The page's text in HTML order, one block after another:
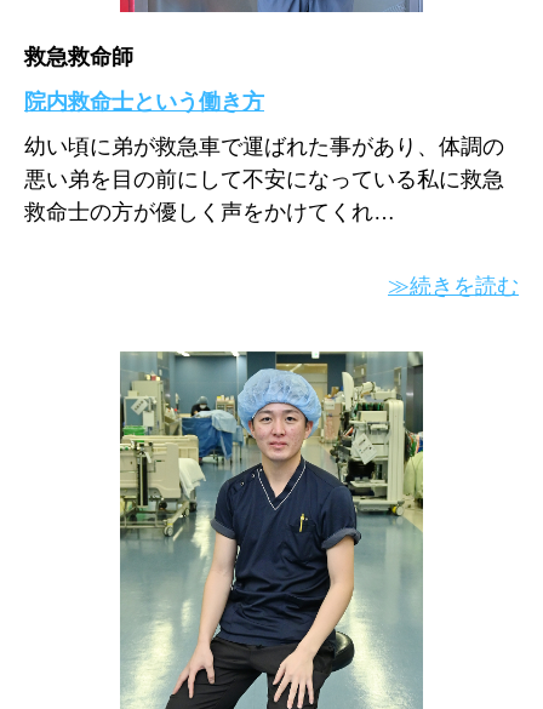
救急救命師
院内救命士という働き方
幼い頃に弟が救急車で運ばれた事があり、体調の
悪い弟を目の前にして不安になっている私に救急
救命士の方が優しく声をかけてくれ…
≫続きを読む